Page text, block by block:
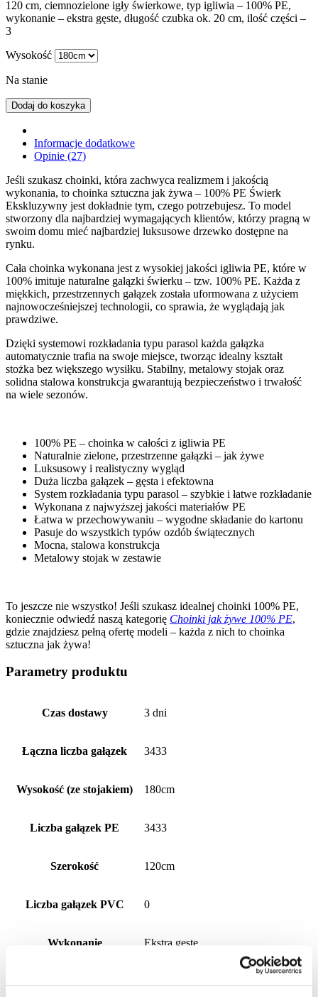
120 cm, ciemnozielone igły świerkowe, typ igliwia – 100% PE,
wykonanie – ekstra gęste, długość czubka ok. 20 cm, ilość części –
3
Wysokość
Na stanie
Dodaj do koszyka
Informacje dodatkowe
Opinie (27)
Jeśli szukasz choinki, która zachwyca realizmem i jakością
wykonania, to choinka sztuczna jak żywa – 100% PE Świerk
Ekskluzywny jest dokładnie tym, czego potrzebujesz. To model
stworzony dla najbardziej wymagających klientów, którzy pragną w
swoim domu mieć najbardziej luksusowe drzewko dostępne na
rynku.
Cała choinka wykonana jest z wysokiej jakości igliwia PE, które w
100% imituje naturalne gałązki świerku – tzw. 100% PE. Każda z
miękkich, przestrzennych gałązek została uformowana z użyciem
najnowocześniejszej technologii, co sprawia, że wyglądają jak
prawdziwe.
Dzięki systemowi rozkładania typu parasol każda gałązka
automatycznie trafia na swoje miejsce, tworząc idealny kształt
stożka bez większego wysiłku. Stabilny, metalowy stojak oraz
solidna stalowa konstrukcja gwarantują bezpieczeństwo i trwałość
na wiele sezonów.
100% PE – choinka w całości z igliwia PE
Naturalnie zielone, przestrzenne gałązki – jak żywe
Luksusowy i realistyczny wygląd
Duża liczba gałązek – gęsta i efektowna
System rozkładania typu parasol – szybkie i łatwe rozkładanie
Wykonana z najwyższej jakości materiałów PE
Łatwa w przechowywaniu – wygodne składanie do kartonu
Pasuje do wszystkich typów ozdób świątecznych
Mocna, stalowa konstrukcja
Metalowy stojak w zestawie
To jeszcze nie wszystko! Jeśli szukasz idealnej choinki 100% PE,
koniecznie odwiedź naszą kategorię Choinki jak żywe 100% PE,
gdzie znajdziesz pełną ofertę modeli – każda z nich to choinka
sztuczna jak żywa!
Parametry produktu
Czas dostawy 3 dni
Łączna liczba gałązek 3433
Wysokość (ze stojakiem) 180cm
Liczba gałązek PE 3433
Szerokość 120cm
Liczba gałązek PVC 0
Wykonanie Ekstra gęste